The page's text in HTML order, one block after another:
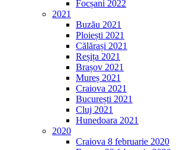
Focșani 2022
2021
Buzău 2021
Ploiești 2021
Călărași 2021
Reșița 2021
Brașov 2021
Mureș 2021
Craiova 2021
București 2021
Cluj 2021
Hunedoara 2021
2020
Craiova 8 februarie 2020